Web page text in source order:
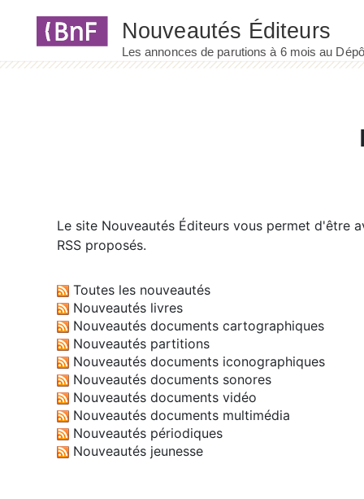
Le site Nouveautés Éditeurs vous permet d'être
RSS proposés.
Toutes les nouveautés
Nouveautés livres
Nouveautés documents cartographiques
Nouveautés partitions
Nouveautés documents iconographiques
Nouveautés documents sonores
Nouveautés documents vidéo
Nouveautés documents multimédia
Nouveautés périodiques
Nouveautés jeunesse